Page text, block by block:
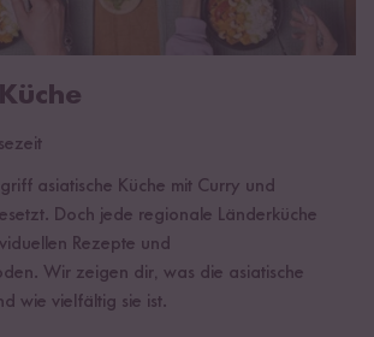
asiatische Küche mit Curry und
Doch jede regionale Länderküche
Rezepte und
Wir zeigen dir, was die asiatische
wie vielfältig sie ist.